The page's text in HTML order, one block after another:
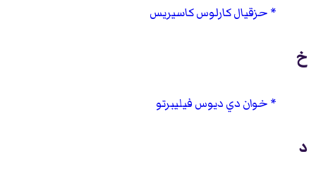
حزقيال كارلوس كاسيريس
خ
خوان دي ديوس فيليبرتو
د